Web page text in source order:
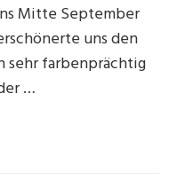
Mitte September
uns den
sehr farbenprächtig
…